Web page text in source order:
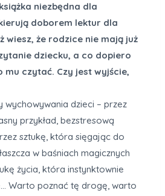
niezbędna dla
doborem lektur dla
wiesz, że rodzice nie mają już
dziecku, a co dopiero
czytać. Czy jest wyjście,
wychowywania dzieci – przez
przykład, bezstresową
sztukę, która sięgając do
w baśniach magicznych
życia, która instynktownie
Warto poznać tę drogę, warto